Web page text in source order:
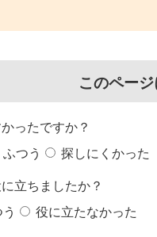
このペー
ったですか？
ふつう 探しにくかった
立ちましたか？
役に立たなかった